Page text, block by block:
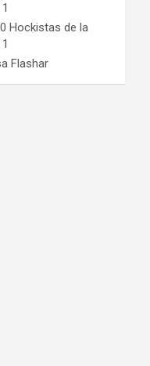
Hockistas de la
Flashar